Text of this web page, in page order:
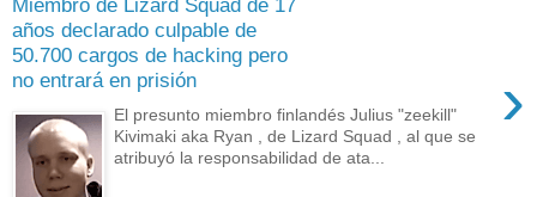
Miembro de Lizard Squad de 17
años declarado culpable de
50.700 cargos de hacking pero
no entrará en prisión
›
El presunto miembro finlandés Julius "zeekill"
Kivimaki aka Ryan , de Lizard Squad , al que se
atribuyó la responsabilidad de ata...